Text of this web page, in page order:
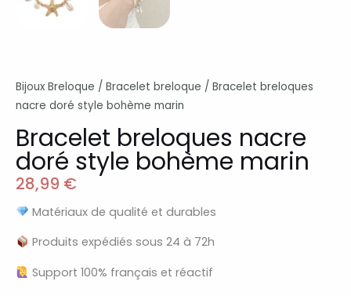
Bijoux Breloque / Bracelet breloque / Bracelet breloques
nacre doré style bohème marin
Bracelet breloques nacre
doré style bohème marin
28,99 €
Matériaux de qualité et durables
Produits expédiés sous 24 à 72h
Support 100% français et réactif